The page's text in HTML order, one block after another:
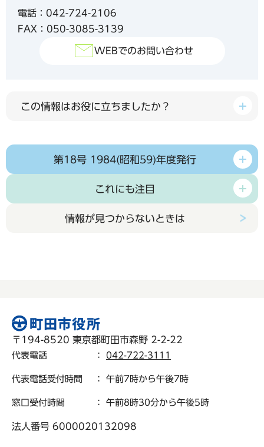
電話：042-724-2106
FAX：050-3085-3139
WEBでのお問い合わせ
この情報はお役に立ちましたか？
第18号 1984(昭和59)年度発行
これにも注目
情報が見つからないときは
〒194-8520 東京都町田市森野 2-2-22
代表電話 ： 042-722-3111
代表電話受付時間 ： 午前7時から午後7時
窓口受付時間 ： 午前8時30分から午後5時
法人番号 6000020132098